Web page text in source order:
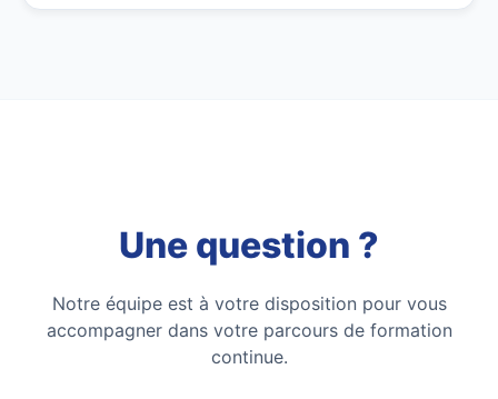
Une question ?
Notre équipe est à votre disposition pour vous
accompagner dans votre parcours de formation
continue.